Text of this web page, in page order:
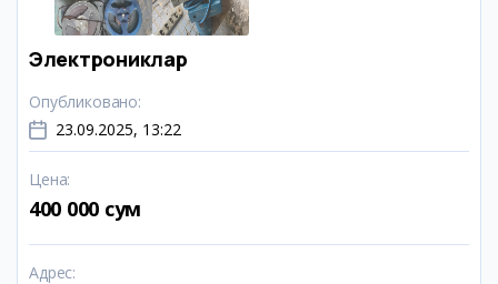
Электрониклар
Опубликовано:
23.09.2025, 13:22
Цена:
400 000 сум
Адрес: